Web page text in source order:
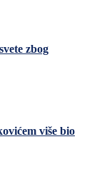
zbog
više bio